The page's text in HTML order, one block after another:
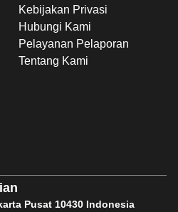
Kebijakan Privasi
Hubungi Kami
Pelayanan Pelaporan
Tentang Kami
Pusat 10430 Indonesia